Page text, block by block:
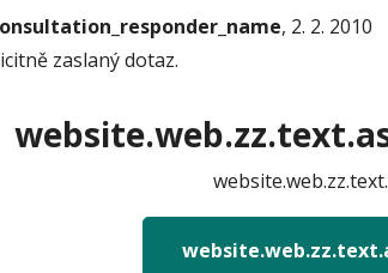
, 2. 2. 2010
zaslaný dotaz.